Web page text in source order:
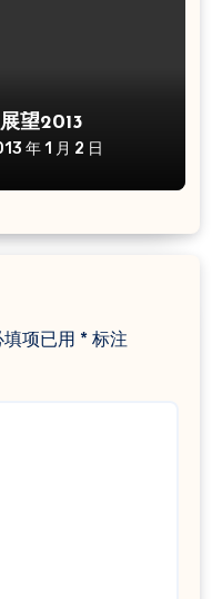
望2013
年 1 月 2 日
填项已用 *标注